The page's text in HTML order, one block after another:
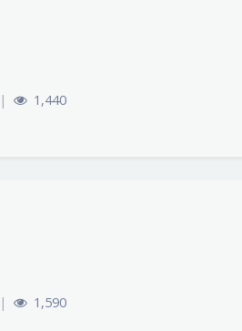
|
1,440
|
1,590